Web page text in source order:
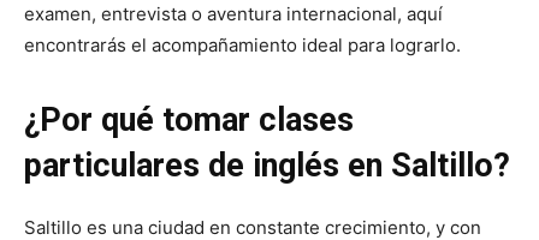
examen, entrevista o aventura internacional, aquí
encontrarás el acompañamiento ideal para lograrlo.
¿Por qué tomar clases
particulares de inglés en Saltillo?
Saltillo es una ciudad en constante crecimiento, y con